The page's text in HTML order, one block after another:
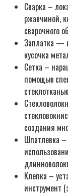
Сварка –
ржавчиной,
сварочного
Заплатка —
кусочка
Сетка –
помощью
создания
Шпатлевка –
Клепка –
инструмент